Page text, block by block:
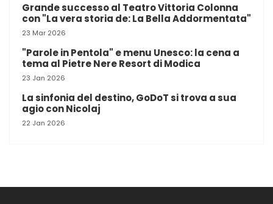
Grande successo al Teatro Vittoria Colonna
con "La vera storia de: La Bella Addormentata"
23 Mar 2026
"Parole in Pentola" e menu Unesco: la cena a
tema al Pietre Nere Resort di Modica
23 Jan 2026
La sinfonia del destino, GoDoT si trova a sua
agio con Nicolaj
22 Jan 2026